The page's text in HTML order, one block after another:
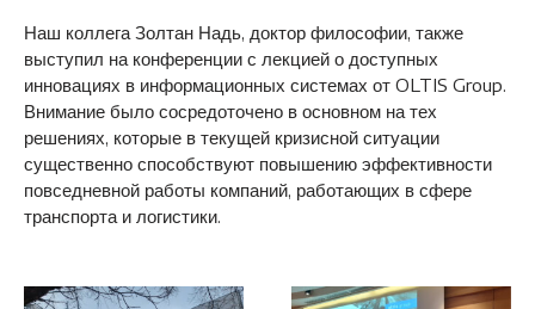
Наш коллега Золтан Надь, доктор философии, также
выступил на конференции с лекцией о доступных
инновациях в информационных системах от OLTIS Group.
Внимание было сосредоточено в основном на тех
решениях, которые в текущей кризисной ситуации
существенно способствуют повышению эффективности
повседневной работы компаний, работающих в сфере
транспорта и логистики.